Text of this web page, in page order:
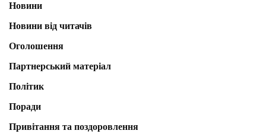
Новини
Новини від читачів
Оголошення
Партнерський матеріал
Політик
Поради
Привітання та поздоровлення